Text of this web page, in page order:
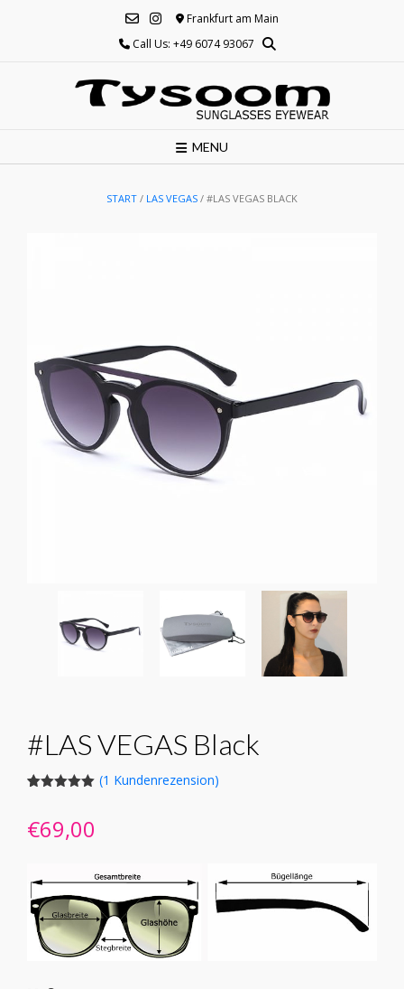
Frankfurt am Main
Call Us: +49 6074 93067
MENU
START / LAS VEGAS / #LAS VEGAS BLACK
#LAS VEGAS Black
von 5,
basierend
(1 Kundenrezension)
€69,00